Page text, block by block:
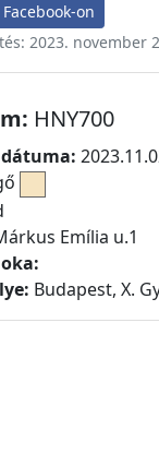
on
2023. november
HNY700
Emília u.1
Budapest, X.